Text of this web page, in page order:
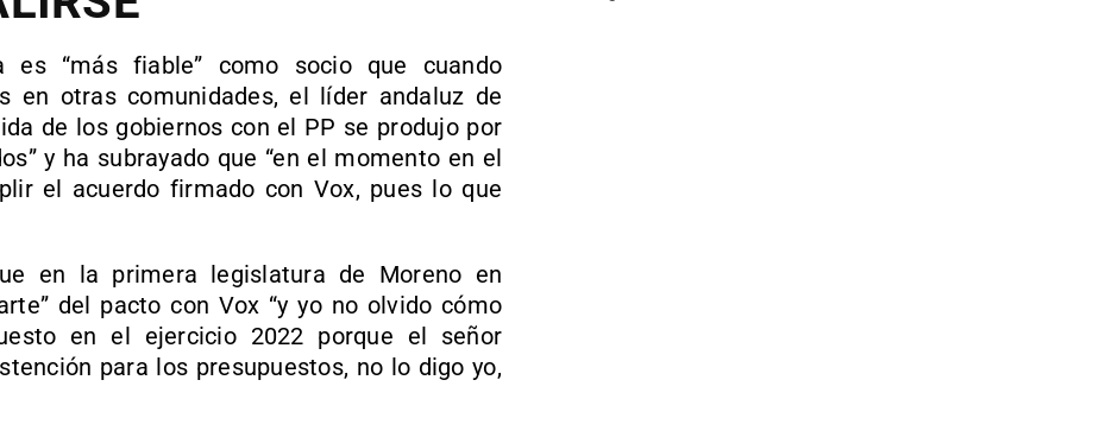
es “más fiable” como socio que cuando
en otras comunidades, el líder andaluz de
de los gobiernos con el PP se produjo por
y ha subrayado que “en el momento en el
el acuerdo firmado con Vox, pues lo que
en la primera legislatura de Moreno en
del pacto con Vox “y yo no olvido cómo
en el ejercicio 2022 porque el señor
para los presupuestos, no lo digo yo,